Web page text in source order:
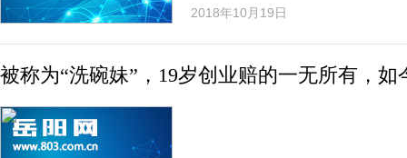
2018年10月19日
被称为“洗碗妹”，19岁创业赔的一无所有，如